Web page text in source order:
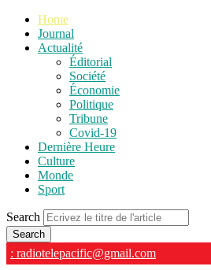
Home
Journal
Actualité
Éditorial
Société
Économie
Politique
Tribune
Covid-19
Dernière Heure
Culture
Monde
Sport
Search
: radiotelepacific@gmail.com